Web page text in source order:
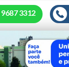
9687 3312